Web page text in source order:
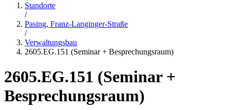
Standorte
/
Pasing, Franz-Langinger-Straße
/
Verwaltungsbau
2605.EG.151 (Seminar + Besprechungsraum)
2605.EG.151 (Seminar +
Besprechungsraum)